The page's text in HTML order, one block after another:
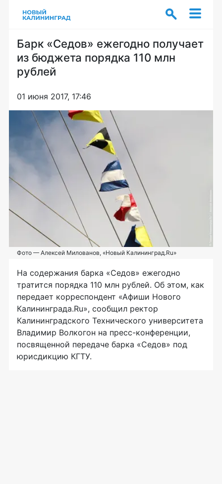
Барк «Седов» ежегодно получает
из бюджета порядка 110 млн
рублей
01 июня 2017, 17:46
Фото — Алексей Милованов, «Новый Калининград.Ru»
На содержания барка «Седов» ежегодно
тратится порядка 110 млн рублей. Об этом, как
передает корреспондент «Афиши Нового
Калининграда.Ru», сообщил ректор
Калининградского Технического университета
Владимир Волкогон на пресс-конференции,
посвященной передаче барка «Седов» под
юрисдикцию КГТУ.